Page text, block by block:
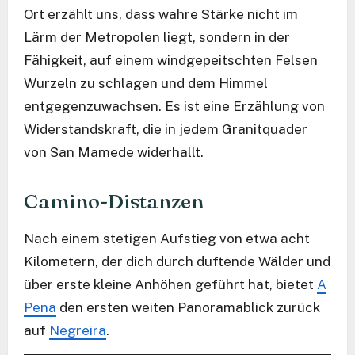
Ort erzählt uns, dass wahre Stärke nicht im
Lärm der Metropolen liegt, sondern in der
Fähigkeit, auf einem windgepeitschten Felsen
Wurzeln zu schlagen und dem Himmel
entgegenzuwachsen. Es ist eine Erzählung von
Widerstandskraft, die in jedem Granitquader
von San Mamede widerhallt.
Camino-Distanzen
Nach einem stetigen Aufstieg von etwa acht
Kilometern, der dich durch duftende Wälder und
über erste kleine Anhöhen geführt hat, bietet A
Pena den ersten weiten Panoramablick zurück
auf Negreira.